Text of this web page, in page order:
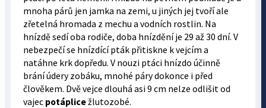
mnoha párů jen jamka na zemi, u jiných jej tvoří ale
zřetelná hromada z mechu a vodních rostlin. Na
hnízdě sedí oba rodiče, doba hnízdění je 29 až 30 dní. V
nebezpečí se hnízdící pták přitiskne k vejcím a
natáhne krk dopředu. V nouzi ptáci hnízdo účinně
brání údery zobáku, mnohé páry dokonce i před
člověkem. Dvě vejce dlouhá asi 9 cm nelze odlišit od
vajec potáplicežlutozobé.